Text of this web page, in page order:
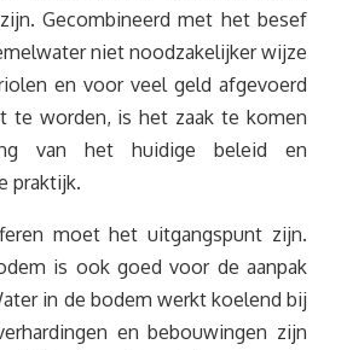
Gecombineerd met het besef
niet noodzakelijker wijze
en voor veel geld afgevoerd
te worden, is het zaak te komen
van het huidige beleid en
praktijk.
moet het uitgangspunt zijn.
is ook goed voor de aanpak
in de bodem werkt koelend bij
en bebouwingen zijn